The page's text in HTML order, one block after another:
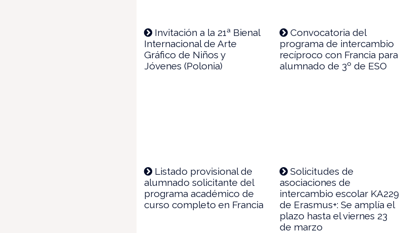
Invitación a la 21ª Bienal
Internacional de Arte
Gráfico de Niños y
Jóvenes (Polonia)
Convocatoria del
programa de intercambio
recíproco con Francia para
alumnado de 3º de ESO
Listado provisional de
alumnado solicitante del
programa académico de
curso completo en Francia
Solicitudes de
asociaciones de
intercambio escolar KA229
de Erasmus+: Se amplía el
plazo hasta el viernes 23
de marzo